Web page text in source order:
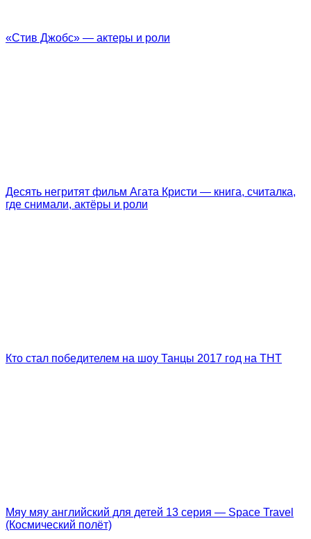
«Стив Джобс» — актеры и роли
Десять негритят фильм Агата Кристи — книга, считалка,
где снимали, актёры и роли
Кто стал победителем на шоу Танцы 2017 год на ТНТ
Мяу мяу английский для детей 13 серия — Space Travel
(Космический полёт)